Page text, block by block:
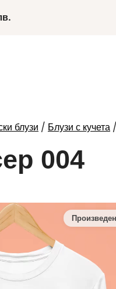
блузи / Блузи с кучета
004